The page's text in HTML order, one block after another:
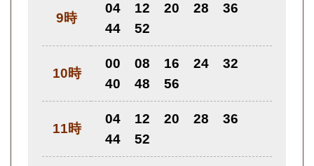
9時
04 12 20 28
36
44
52
10時
00 08 16 24
32
40
48 56
11時
04 12 20 28
36
44
52